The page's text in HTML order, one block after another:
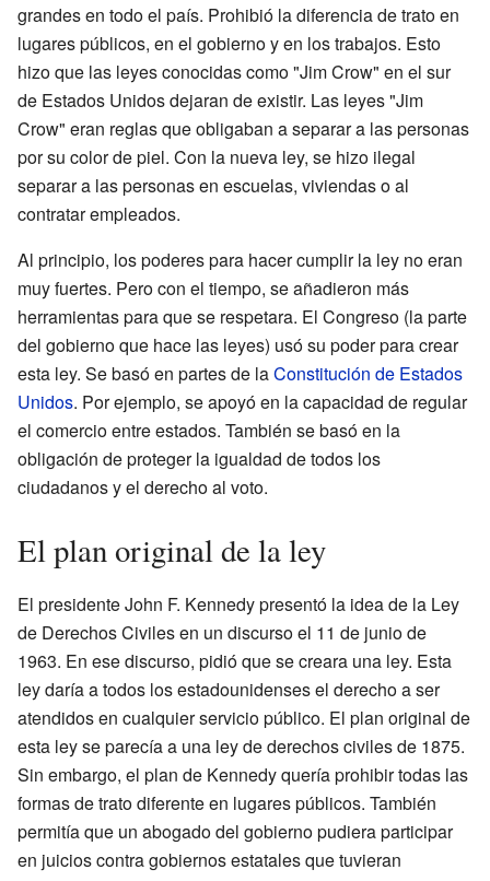
grandes en todo el país. Prohibió la diferencia de trato en
lugares públicos, en el gobierno y en los trabajos. Esto
hizo que las leyes conocidas como "Jim Crow" en el sur
de Estados Unidos dejaran de existir. Las leyes "Jim
Crow" eran reglas que obligaban a separar a las personas
por su color de piel. Con la nueva ley, se hizo ilegal
separar a las personas en escuelas, viviendas o al
contratar empleados.
Al principio, los poderes para hacer cumplir la ley no eran
muy fuertes. Pero con el tiempo, se añadieron más
herramientas para que se respetara. El Congreso (la parte
del gobierno que hace las leyes) usó su poder para crear
esta ley. Se basó en partes de laConstitución de Estados
Unidos. Por ejemplo, se apoyó en la capacidad de regular
el comercio entre estados. También se basó en la
obligación de proteger la igualdad de todos los
ciudadanos y el derecho al voto.
El plan original de la ley
El presidente John F. Kennedy presentó la idea de la Ley
de Derechos Civiles en un discurso el 11 de junio de
1963. En ese discurso, pidió que se creara una ley. Esta
ley daría a todos los estadounidenses el derecho a ser
atendidos en cualquier servicio público. El plan original de
esta ley se parecía a una ley de derechos civiles de 1875.
Sin embargo, el plan de Kennedy quería prohibir todas las
formas de trato diferente en lugares públicos. También
permitía que un abogado del gobierno pudiera participar
en juicios contra gobiernos estatales que tuvieran